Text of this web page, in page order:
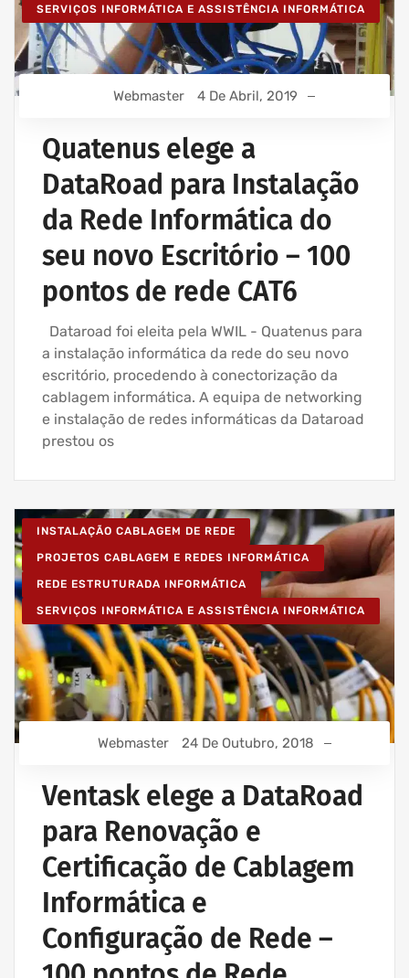
SERVIÇOS INFORMÁTICA E ASSISTÊNCIA INFORMÁTICA
Webmaster 4 De Abril, 2019
Quatenus elege a
DataRoad para Instalação
da Rede Informática do
seu novo Escritório – 100
pontos de rede CAT6
Dataroad foi eleita pela WWIL - Quatenus para
a instalação informática da rede do seu novo
escritório, procedendo à conectorização da
cablagem informática. A equipa de networking
e instalação de redes informáticas da Dataroad
prestou os
INSTALAÇÃO CABLAGEM DE REDE
PROJETOS CABLAGEM E REDES INFORMÁTICA
REDE ESTRUTURADA INFORMÁTICA
SERVIÇOS INFORMÁTICA E ASSISTÊNCIA INFORMÁTICA
Webmaster 24 De Outubro, 2018
Ventask elege a DataRoad
para Renovação e
Certificação de Cablagem
Informática e
Configuração de Rede –